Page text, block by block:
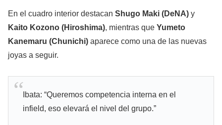
En el cuadro interior destacan Shugo Maki (DeNA) y
Kaito Kozono (Hiroshima), mientras que Yumeto
Kanemaru (Chunichi) aparece como una de las nuevas
joyas a seguir.
Ibata: “Queremos competencia interna en el
infield, eso elevará el nivel del grupo.”